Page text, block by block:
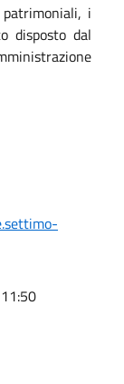
i
disposto dal